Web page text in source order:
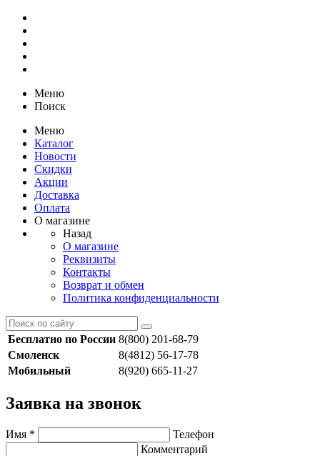
Меню
Поиск
Меню
Каталог
Новости
Скидки
Акции
Доставка
Оплата
О магазине
Назад
О магазине
Реквизиты
Контакты
Возврат и обмен
Политика конфиденциальности
Бесплатно по России 8(800) 201-68-79
Смоленск
8(4812) 56-17-78
Мобильный
8(920) 665-11-27
Заявка на звонок
Имя *
Телефон
Комментарий